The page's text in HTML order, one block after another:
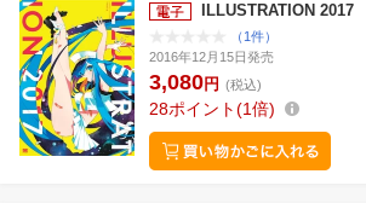
ILLUSTRATION 2017
（1件）
2016年12月15日発売
3,080円 (税込)
28ポイント 1倍